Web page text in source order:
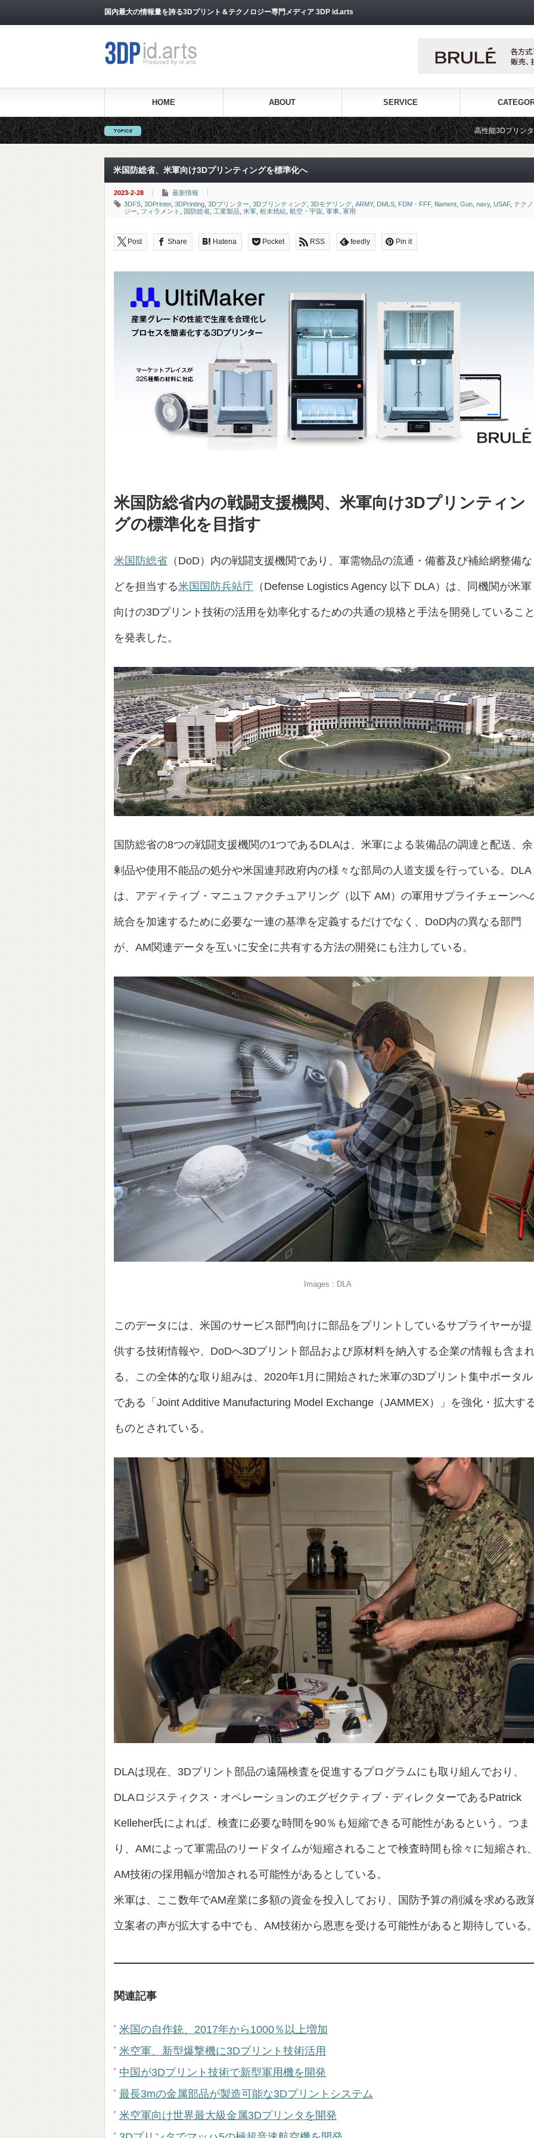
国内最大の情報量を誇る3Dプリント＆テクノロジー専門メディア 3DP id.arts
HOME ABOUT SERVICE
高性能3Dプリンターを販売する3Dプリンタ
米国防総省、米軍向け3Dプリンティングを標準化へ
2023-2-28
最新情報
3DFS 3DPrinter, 3DPrinting 3Dプリンター 3Dプリンティング 3Dモデリング ARMY, DMLS FDM・FFF, filament Gun navy, USAF, テク
ジー
フィラメント 国防総省 工業製品 米軍 粉末焼結 航空・宇宙 軍事 軍用
Post Share Hatena Pocket RSS feedly Pin it
米国防総省内の戦闘支援機関、米軍向け3Dプリンティン
グの標準化を目指す
米国防総省 （DoD）内の戦闘支援機関であり、軍需物品の流通・備蓄及び補給網整備な
どを担当する米国国防兵站庁 （Defense Logistics Agency 以下 DLA）は、同機関が米軍
向けの3Dプリント技術の活用を効率化するための共通の規格と手法を開発しているこ
を発表した。
国防総省の8つの戦闘支援機関の1つであるDLAは、米軍による装備品の調達と配送、余
剰品や使用不能品の処分や米国連邦政府内の様々な部局の人道支援を行っている。DLA
は、アディティブ・マニュファクチュアリング（以下 AM）の軍用サプライチェーンへ
統合を加速するために必要な一連の基準を定義するだけでなく、DoD内の異なる部門
が、AM関連データを互いに安全に共有する方法の開発にも注力している。
Images : DLA
このデータには、米国のサービス部門向けに部品をプリントしているサプライヤーが提
供する技術情報や、DoDへ3Dプリント部品および原材料を納入する企業の情報も含ま
る。この全体的な取り組みは、2020年1月に開始された米軍の3Dプリント集中ポータル
である「Joint Additive Manufacturing Model Exchange（JAMMEX）」を強化・拡大す
ものとされている。
DLAは現在、3Dプリント部品の遠隔検査を促進するプログラムにも取り組んでおり、
DLAロジスティクス・オペレーションのエグゼクティブ・ディレクターであるPatrick
Kelleher氏によれば、検査に必要な時間を90％も短縮できる可能性があるという。つま
り、AMによって軍需品のリードタイムが短縮されることで検査時間も徐々に短縮され
AM技術の採用幅が増加される可能性があるとしている。
米軍は、ここ数年でAM産業に多額の資金を投入しており、国防予算の削減を求める政
立案者の声が拡大する中でも、AM技術から恩恵を受ける可能性があると期待している
関連記事
米国の自作銃、2017年から1000％以上増加
米空軍、新型爆撃機に3Dプリント技術活用
中国が3Dプリント技術で新型軍用機を開発
最長3mの金属部品が製造可能な3Dプリントシステム
米空軍向け世界最大級金属3Dプリンタを開発